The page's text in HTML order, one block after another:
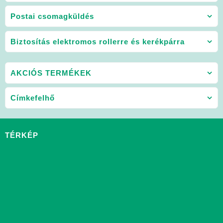
Postai csomagküldés
Biztosítás elektromos rollerre és kerékpárra
AKCIÓS TERMÉKEK
Címkefelhő
TÉRKÉP